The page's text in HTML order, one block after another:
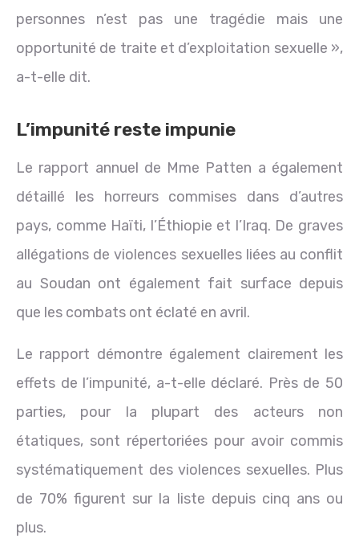
personnes n’est pas une tragédie mais une
opportunité de traite et d’exploitation sexuelle »,
a-t-elle dit.
L’impunité reste impunie
Le rapport annuel de Mme Patten a également
détaillé les horreurs commises dans d’autres
pays, comme Haïti, l’Éthiopie et l’Iraq. De graves
allégations de violences sexuelles liées au conflit
au Soudan ont également fait surface depuis
que les combats ont éclaté en avril.
Le rapport démontre également clairement les
effets de l’impunité, a-t-elle déclaré. Près de 50
parties, pour la plupart des acteurs non
étatiques, sont répertoriées pour avoir commis
systématiquement des violences sexuelles. Plus
de 70% figurent sur la liste depuis cinq ans ou
plus.